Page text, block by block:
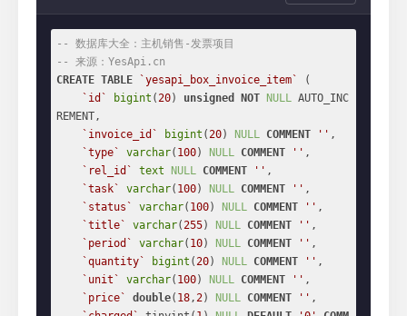
-- 数据库大全：主机销售-发票项目
-- 来源：YesApi.cn
CREATE TABLE `yesapi_box_invoice_item`
(
`id`
bigint (20) unsigned NOT NULL AUTO_INC
REMENT,
`invoice_id`
bigint (20) NULL COMMENT '' ,
`type`
varchar( 100) NULL COMMENT '' ,
`rel_id`
text NULL COMMENT '' ,
`task`
varchar( 100) NULL COMMENT '' ,
`status`
varchar( 100) NULL COMMENT '' ,
`title`
varchar(255) NULL COMMENT '' ,
`period`
varchar( 10) NULL COMMENT '' ,
`quantity`
bigint (20) NULL COMMENT '' ,
`unit`
varchar( 100) NULL COMMENT '' ,
`price`
double( 18,2) NULL COMMENT '' ,